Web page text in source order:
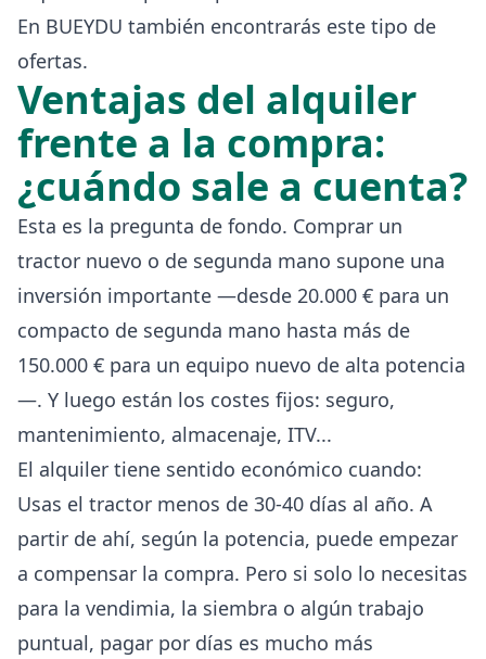
En BUEYDU también encontrarás este tipo de
ofertas.
Ventajas del alquiler
frente a la compra:
¿cuándo sale a cuenta?
Esta es la pregunta de fondo. Comprar un
tractor nuevo o de segunda mano supone una
inversión importante —desde 20.000 € para un
compacto de segunda mano hasta más de
150.000 € para un equipo nuevo de alta potencia
—. Y luego están los costes fijos: seguro,
mantenimiento, almacenaje, ITV...
El alquiler tiene sentido económico cuando:
Usas el tractor menos de 30-40 días al año. A
partir de ahí, según la potencia, puede empezar
a compensar la compra. Pero si solo lo necesitas
para la vendimia, la siembra o algún trabajo
puntual, pagar por días es mucho más